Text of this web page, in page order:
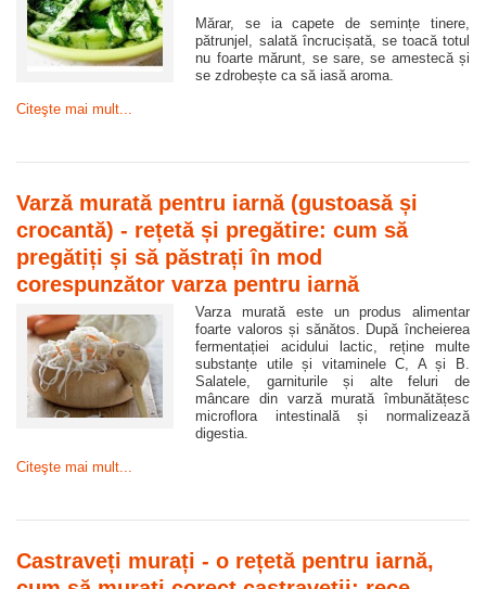
Mărar, se ia capete de semințe tinere,
pătrunjel, salată încrucișată, se toacă totul
nu foarte mărunt, se sare, se amestecă și
se zdrobește ca să iasă aroma.
Citeşte mai mult...
Varză murată pentru iarnă (gustoasă și
crocantă) - rețetă și pregătire: cum să
pregătiți și să păstrați în mod
corespunzător varza pentru iarnă
Varza murată este un produs alimentar
foarte valoros și sănătos. După încheierea
fermentației acidului lactic, reține multe
substanțe utile și vitaminele C, A și B.
Salatele, garniturile și alte feluri de
mâncare din varză murată îmbunătățesc
microflora intestinală și normalizează
digestia.
Citeşte mai mult...
Castraveți murați - o rețetă pentru iarnă,